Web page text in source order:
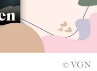
© VGN